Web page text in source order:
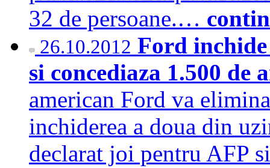
32 de persoane.…
26.10.2012 Ford
si concediaza 1.500 de
american Ford va
inchiderea a doua din
declarat joi pentru AFP